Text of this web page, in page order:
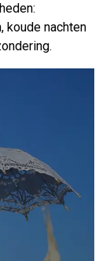
koude nachten